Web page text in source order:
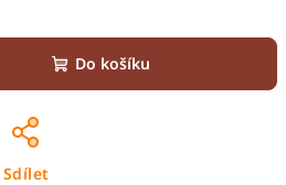
Do košíku
Sdílet